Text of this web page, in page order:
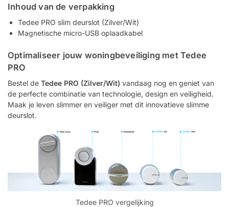
Inhoud van de verpakking
Tedee PRO slim deurslot (Zilver/Wit)
Magnetische micro-USB oplaadkabel
Optimaliseer jouw woningbeveiliging met Tedee
PRO
Bestel de Tedee PRO (Zilver/Wit) vandaag nog en geniet van
de perfecte combinatie van technologie, design en veiligheid.
Maak je leven slimmer en veiliger met dit innovatieve slimme
deurslot.
Tedee PRO vergelijking